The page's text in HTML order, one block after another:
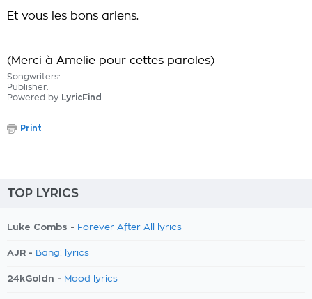
Et vous les bons ariens.
(Merci à Amelie pour cettes paroles)
Songwriters:
Publisher:
Powered by LyricFind
Print
TOP LYRICS
Luke Combs - Forever After All lyrics
AJR - Bang! lyrics
24kGoldn - Mood lyrics